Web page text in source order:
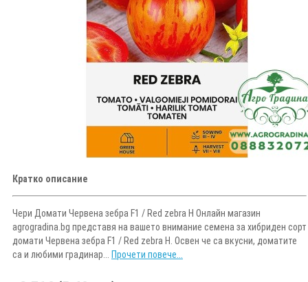
Кратко описание
Чери Домати Червена зебра F1 / Red zebra H Онлайн магазин
agrogradina.bg представя на вашето внимание семена за хибриден сорт
домати Червена зебра F1 / Red zebra H. Освен че са вкусни, доматите
са и любими градинар... Прочети повече...